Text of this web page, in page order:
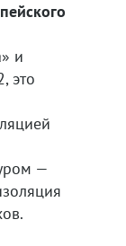
и
это
—